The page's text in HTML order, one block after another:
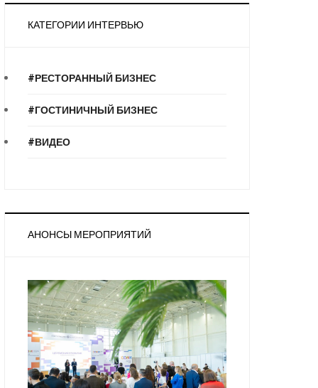
КАТЕГОРИИ ИНТЕРВЬЮ
#РЕСТОРАННЫЙ БИЗНЕС
#ГОСТИНИЧНЫЙ БИЗНЕС
#ВИДЕО
АНОНСЫ МЕРОПРИЯТИЙ